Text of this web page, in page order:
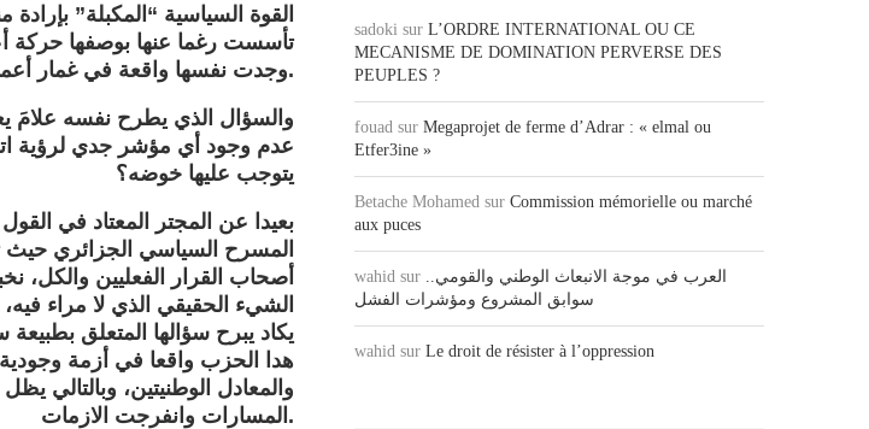
القوة السياسية “المكبلة”
تأسست رغما عنها بوصفها حركة
وجدت نفسها واقعة في غمار أعماقه.
والسؤال الذي يطرح نفسه علامَ
عدم وجود أي مؤشر جدي لرؤية
يتوجب عليها خوضه؟
بعيدا عن المجتر المعتاد في
المسرح السياسي الجزائري
أصحاب القرار الفعليين والكل،
الشيء الحقيقي الذي لا مراء
يكاد يبرح سؤالها المتعلق
هدا الحزب واقعا في أزمة
والمعادل الوطنيتين، وبالتالي
المسارات وانفرجت الازمات.
sadoki sur L’ORDRE INTERNATIONAL OU CE
MECANISME DE DOMINATION PERVERSE DES
PEUPLES ?
fouad sur Megaprojet de ferme d’Adrar : « elmal ou
Etfer3ine »
Betache Mohamed sur Commission mémorielle ou marché
aux puces
wahid sur العرب في موجة الانبعاث الوطني والقومي..
سوابق المشروع ومؤشرات الفشل
wahid sur Le droit de résister à l’oppression